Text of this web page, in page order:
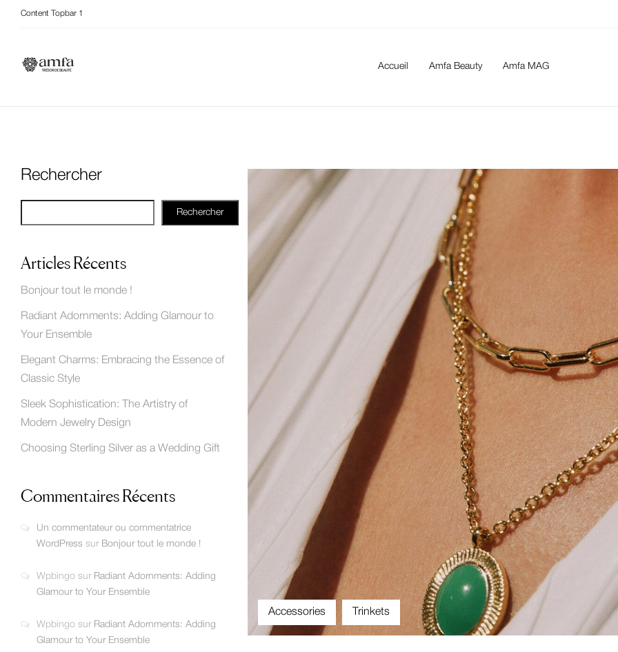
Content Topbar 1
Accueil Amfa Beauty Amfa MAG
Rechercher
Rechercher
Articles Récents
Bonjour tout le monde !
Radiant Adornments: Adding Glamour to
Your Ensemble
Elegant Charms: Embracing the Essence of
Classic Style
Sleek Sophistication: The Artistry of
Modern Jewelry Design
Choosing Sterling Silver as a Wedding Gift
Commentaires Récents
Un commentateur ou commentatrice
WordPress sur Bonjour tout le monde !
Wpbingo sur Radiant Adornments: Adding
Glamour to Your Ensemble
Wpbingo sur Radiant Adornments: Adding
Glamour to Your Ensemble
Accessories Trinkets